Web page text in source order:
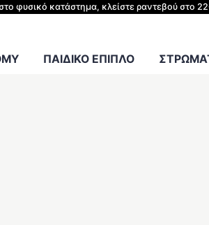
φυσικό κατάστημα, κλείστε ραντεβού στο
ΠΑΙΔΙΚΟ ΕΠΙΠΛΟ